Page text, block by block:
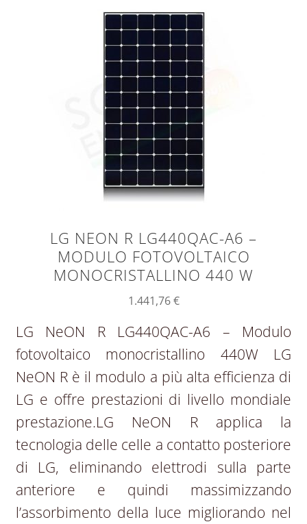
LG NEON R LG440QAC-A6 –
MODULO FOTOVOLTAICO
MONOCRISTALLINO 440 W
1.441,76€
LG NeON R LG440QAC-A6 – Modulo
fotovoltaico monocristallino 440W LG
NeON R è il modulo a più alta efficienza di
LG e offre prestazioni di livello mondiale
prestazione.LG NeON R applica la
tecnologia delle celle a contatto posteriore
di LG, eliminando elettrodi sulla parte
anteriore e quindi massimizzando
l’assorbimento della luce migliorando nel